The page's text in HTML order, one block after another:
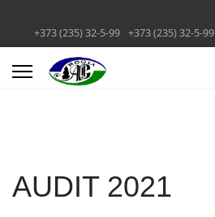
+373 (235) 32-5-99 +373 (235) 32-5-99
AUDIT 2021